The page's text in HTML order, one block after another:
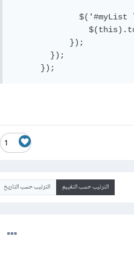
$('#myList
            });
        });
      });
1
الترتيب حسب التقييم الترتيب حسب التاريخ